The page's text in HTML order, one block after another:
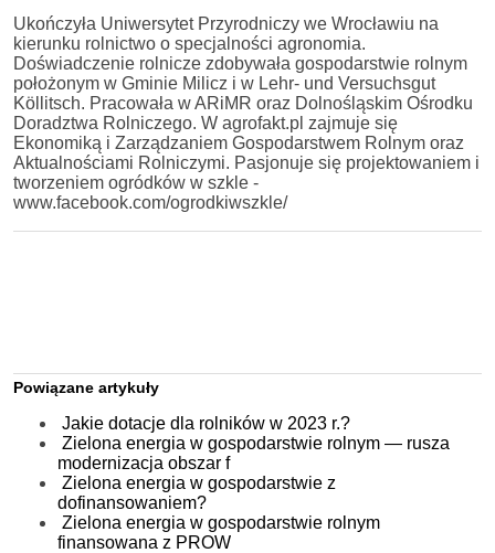
Ukończyła Uniwersytet Przyrodniczy we Wrocławiu na
kierunku rolnictwo o specjalności agronomia.
Doświadczenie rolnicze zdobywała gospodarstwie rolnym
położonym w Gminie Milicz i w Lehr- und Versuchsgut
Köllitsch. Pracowała w ARiMR oraz Dolnośląskim Ośrodku
Doradztwa Rolniczego. W agrofakt.pl zajmuje się
Ekonomiką i Zarządzaniem Gospodarstwem Rolnym oraz
Aktualnościami Rolniczymi. Pasjonuje się projektowaniem i
tworzeniem ogródków w szkle -
www.facebook.com/ogrodkiwszkle/
Powiązane artykuły
Jakie dotacje dla rolników w 2023 r.?
Zielona energia w gospodarstwie rolnym — rusza
modernizacja obszar f
Zielona energia w gospodarstwie z
dofinansowaniem?
Zielona energia w gospodarstwie rolnym
finansowana z PROW